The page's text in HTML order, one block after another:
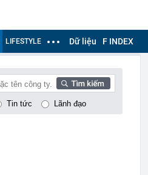
LIFESTYLE Dữ liệu F INDEX
Tin tức Lãnh đạo